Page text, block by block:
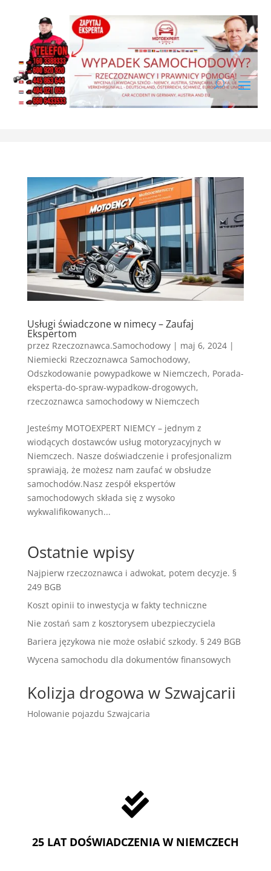
Usługi świadczone w nimecy – Zaufaj
Ekspertom
przez Rzeczoznawca.Samochodowy| maj 6, 2024|
Niemiecki Rzeczoznawca Samochodowy,
Odszkodowanie powypadkowe w Niemczech, Porada-
eksperta-do-spraw-wypadkow-drogowych,
rzeczoznawca samochodowy w Niemczech
Jesteśmy MOTOEXPERT NIEMCY – jednym z
wiodących dostawców usług motoryzacyjnych w
Niemczech. Nasze doświadczenie i profesjonalizm
sprawiają, że możesz nam zaufać w obsłudze
samochodów.Nasz zespół ekspertów
samochodowych składa się z wysoko
wykwalifikowanych...
Ostatnie wpisy
Najpierw rzeczoznawca i adwokat, potem decyzje. §
249 BGB
Koszt opinii to inwestycja w fakty techniczne
Nie zostań sam z kosztorysem ubezpieczyciela
Bariera językowa nie może osłabić szkody. § 249 BGB
Wycena samochodu dla dokumentów finansowych
Kolizja drogowa w Szwajcarii
Holowanie pojazdu Szwajcaria

25 LAT DOŚWIADCZENIA W NIEMCZECH